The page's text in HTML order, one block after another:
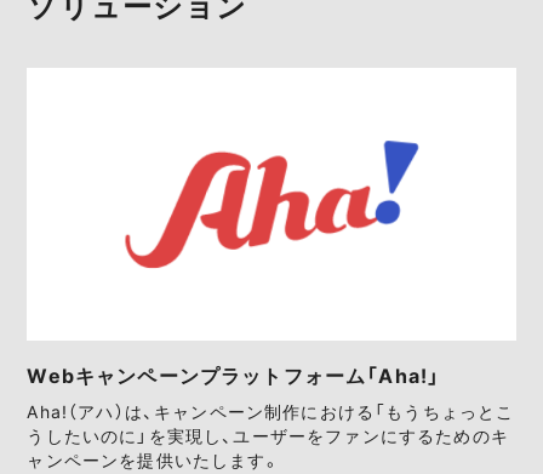
Webキャンペーンプラットフォーム「Aha!」
Aha!（アハ）は、キャンペーン制作における「もうちょっとこ
うしたいのに」を実現し、ユーザーをファンにするためのキ
ャンペーンを提供いたします。